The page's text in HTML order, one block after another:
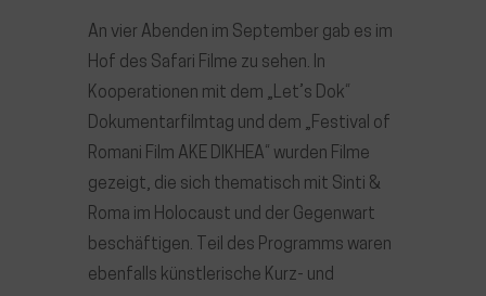
An vier Abenden im September gab es im
Hof des Safari Filme zu sehen. In
Kooperationen mit dem „Let’s Dok“
Dokumentarfilmtag und dem „Festival of
Romani Film AKE DIKHEA“ wurden Filme
gezeigt, die sich thematisch mit Sinti &
Roma im Holocaust und der Gegenwart
beschäftigen. Teil des Programms waren
ebenfalls künstlerische Kurz- und